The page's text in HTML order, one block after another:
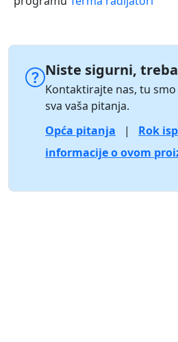
Niste sigurni,
Kontaktirajte nas, tu
sva vaša pitanja.
Opća pitanja
|
Rok
informacije o ovom